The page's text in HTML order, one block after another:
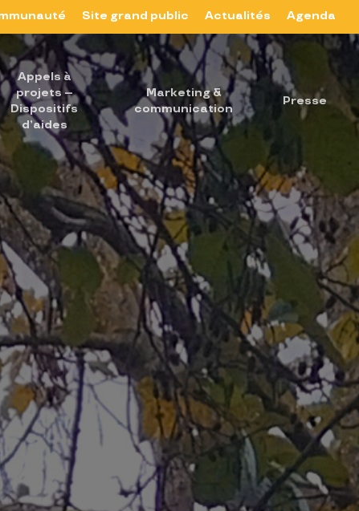
Site grand public Actualités Agenda
Appels à
projets –
Dispositifs
d’aides
Marketing &
communication
Presse